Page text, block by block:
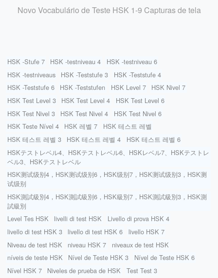
Novo Vocabulário de Teste HSK 1-9 Capturas de tela
HSK -Stufe 7 HSK -testniveau 4
HSK -testniveau 6
HSK -testniveaus
HSK -Teststufe 3
HSK -Teststufe 4
HSK -Teststufe 6
HSK -Teststufen HSK Level 7
HSK Nivel 7
HSK Test Level 3
HSK Test Level 4
HSK Test Level 6
HSK Test Nivel 3
HSK Test Nivel 4
HSK Test Nivel 6
HSK Teste Nível 4
HSK 레벨 7
HSK 테스트 레벨
HSK 테스트 레벨 3
HSK 테스트 레벨 4
HSK 테스트 레벨 6
HSKテストレベル4、HSKテストレベル6、HSKレベル7、HSKテストレ
ベル3、HSKテストレベル
HSK测试级别4，HSK测试级别6，HSK级别7，HSK测试级别3，HSK测
试级别
HSK測試級別4，HSK測試級別6，HSK級別7，HSK測試級別3，HSK測
試級別
Level Tes HSK
livelli di test HSK
Livello di prova HSK 4
livello di test HSK 3
livello di test HSK 6
livello HSK 7
Niveau de test HSK
niveau HSK 7
niveaux de test HSK
níveis de teste HSK
Nível de Teste HSK 3
Nível de Teste HSK 6
Nível HSK 7
Niveles de prueba de HSK
Test Test 3